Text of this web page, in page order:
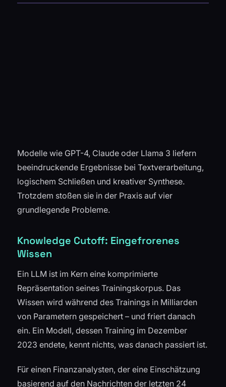
Modelle wie GPT-4, Claude oder Llama 3 liefern
beeindruckende Ergebnisse bei Textverarbeitung,
logischem Schließen und kreativer Synthese.
Trotzdem stoßen sie in der Praxis auf vier
grundlegende Probleme.
Knowledge Cutoff: Eingefrorenes
Wissen
Ein LLM ist im Kern eine komprimierte
Repräsentation seines Trainingskorpus. Das
Wissen wird während des Trainings in Milliarden
von Parametern gespeichert – und friert danach
ein. Ein Modell, dessen Training im Dezember
2023 endete, kennt nichts, was danach passiert ist.
Für einen Finanzanalysten, der eine Einschätzung
basierend auf den Nachrichten der letzten 24